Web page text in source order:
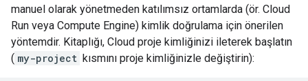
manuel olarak yönetmeden katılımsız ortamlarda (ör. Cloud
Run veya Compute Engine) kimlik doğrulama için önerilen
yöntemdir. Kitaplığı, Cloud proje kimliğinizi ileterek başlatın
( my-project kısmını proje kimliğinizle değiştirin):